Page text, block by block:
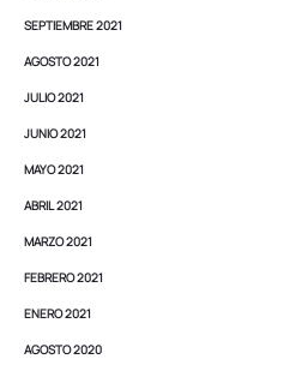
SEPTIEMBRE 2021
AGOSTO 2021
JULIO 2021
JUNIO 2021
MAYO 2021
ABRIL 2021
MARZO 2021
FEBRERO 2021
ENERO 2021
AGOSTO 2020